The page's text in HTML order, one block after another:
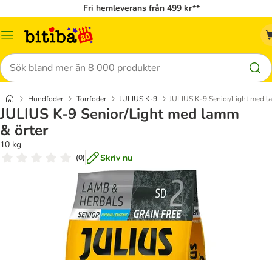
Fri hemleverans från 499 kr**
Meny
Sök
Hundfoder Torrfoder JULIUS K-9 JULIUS K-9 Senior/Light med
JULIUS K-9 Senior/Light med lamm
& örter
10 kg
(0) Skriv nu